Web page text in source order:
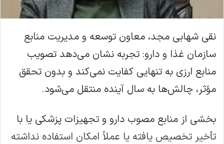
نقی شهابی مجد، معاون توسعه و مدیریت منابع
سازمان غذا و دارو: تجربه نشان می‌دهد تصویب
منابع ارزی به‌ تنهایی کفایت نمی‌کند و بدون تحقق
مؤثر، چالش‌ها به سال آینده منتقل می‌شود.
بخشی از منابع مصوب دارو و تجهیزات پزشکی یا با
تأخیر تخصیص یافته یا عملاً امکان استفاده نداشته